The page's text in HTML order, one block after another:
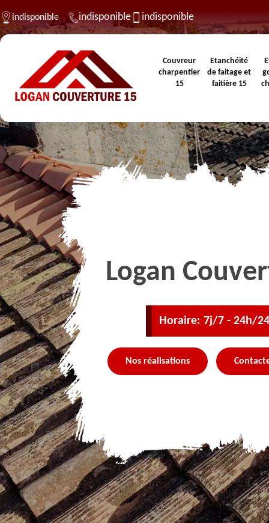
indisponible indisponible indisponible
Couvreur
charpentier
15
Etanchéité
de faitage et
faitière 15
Logan
Horaire: 7j/7 - 24h/24
Nos réalisations